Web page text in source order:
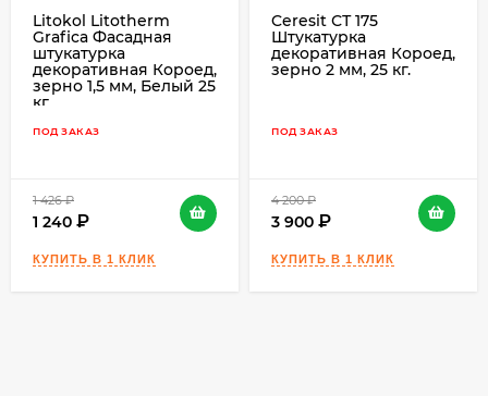
Litokol Litotherm
Grafica Фасадная
штукатурка
декоративная Короед,
зерно 1,5 мм, Белый 25
кг.
ПОД ЗАКАЗ
1 426
1 240
Ceresit СТ 175
Штукатурка
декоративная Короед,
зерно 2 мм, 25 кг.
ПОД ЗАКАЗ
4 200
3 900